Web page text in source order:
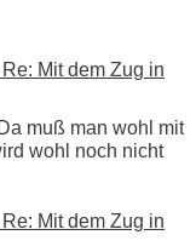
Mit dem Zug in
muß man wohl mit
wohl noch nicht
Mit dem Zug in